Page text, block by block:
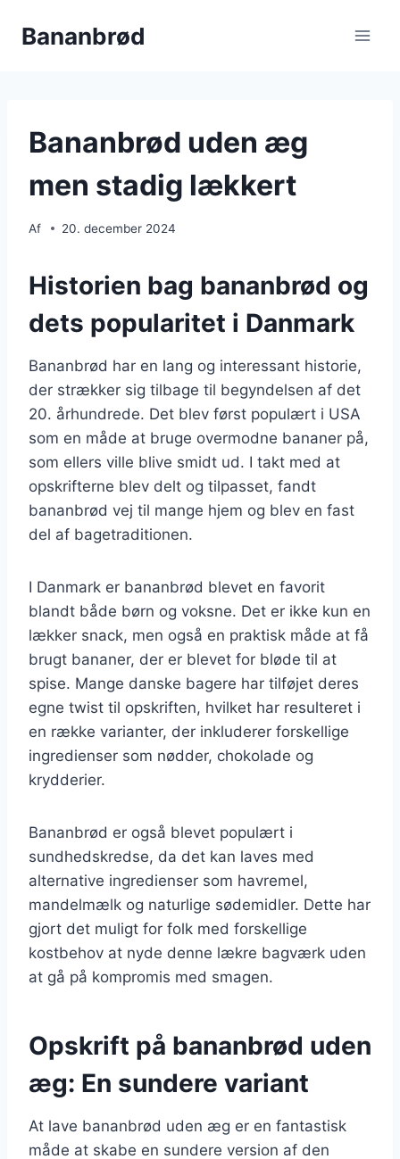
Bananbrød
Bananbrød uden æg
men stadig lækkert
Af 20. december 2024
Historien bag bananbrød og
dets popularitet i Danmark
Bananbrød har en lang og interessant historie,
der strækker sig tilbage til begyndelsen af det
20. århundrede. Det blev først populært i USA
som en måde at bruge overmodne bananer på,
som ellers ville blive smidt ud. I takt med at
opskrifterne blev delt og tilpasset, fandt
bananbrød vej til mange hjem og blev en fast
del af bagetraditionen.
I Danmark er bananbrød blevet en favorit
blandt både børn og voksne. Det er ikke kun en
lækker snack, men også en praktisk måde at få
brugt bananer, der er blevet for bløde til at
spise. Mange danske bagere har tilføjet deres
egne twist til opskriften, hvilket har resulteret i
en række varianter, der inkluderer forskellige
ingredienser som nødder, chokolade og
krydderier.
Bananbrød er også blevet populært i
sundhedskredse, da det kan laves med
alternative ingredienser som havremel,
mandelmælk og naturlige sødemidler. Dette har
gjort det muligt for folk med forskellige
kostbehov at nyde denne lækre bagværk uden
at gå på kompromis med smagen.
Opskrift på bananbrød uden
æg: En sundere variant
At lave bananbrød uden æg er en fantastisk
måde at skabe en sundere version af den